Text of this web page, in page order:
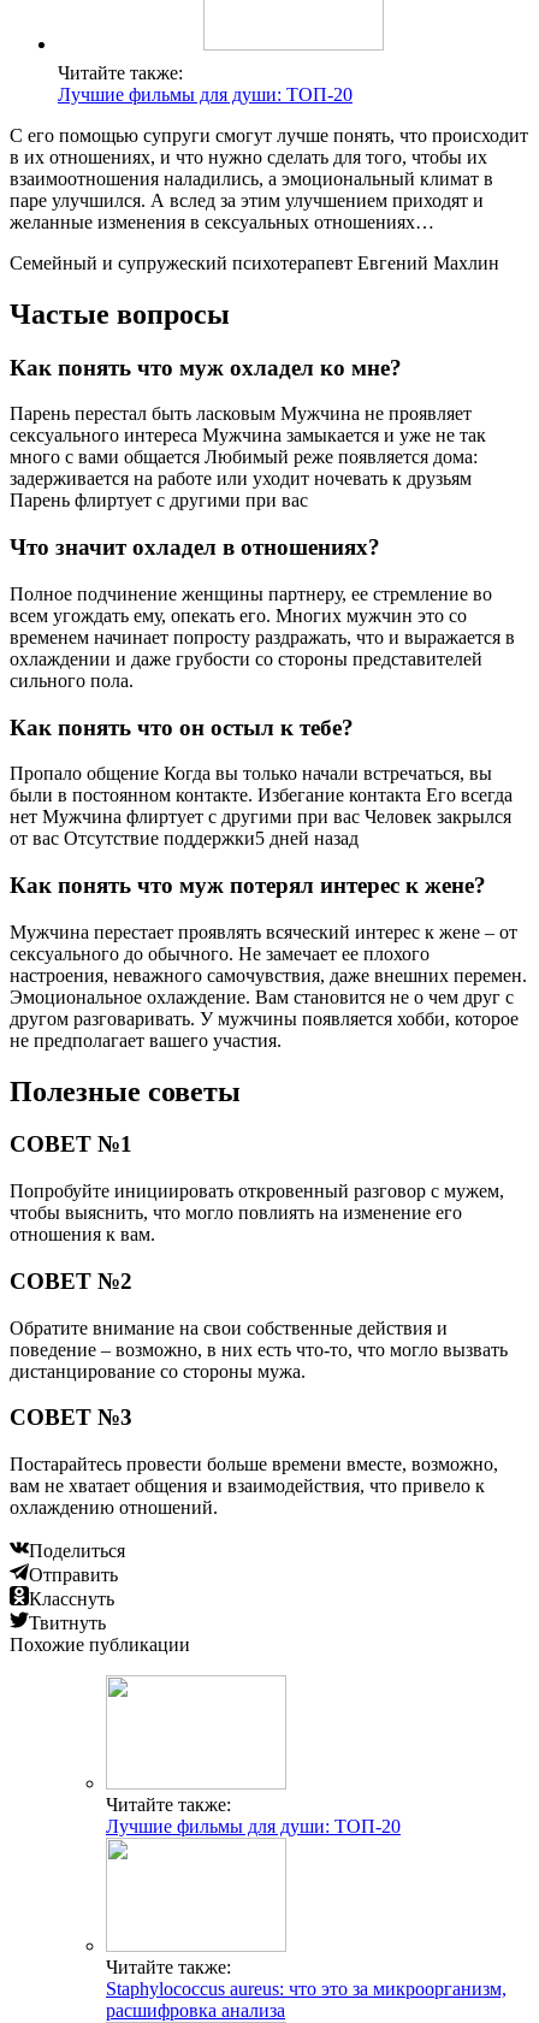
Читайте также:
Лучшие фильмы для души: ТОП-20
С его помощью супруги смогут лучше понять, что происходит
в их отношениях, и что нужно сделать для того, чтобы их
взаимоотношения наладились, а эмоциональный климат в
паре улучшился. А вслед за этим улучшением приходят и
желанные изменения в сексуальных отношениях…
Семейный и супружеский психотерапевт Евгений Махлин
Частые вопросы
Как понять что муж охладел ко мне?
Парень перестал быть ласковым Мужчина не проявляет
сексуального интереса Мужчина замыкается и уже не так
много с вами общается Любимый реже появляется дома:
задерживается на работе или уходит ночевать к друзьям
Парень флиртует с другими при вас
Что значит охладел в отношениях?
Полное подчинение женщины партнеру, ее стремление во
всем угождать ему, опекать его. Многих мужчин это со
временем начинает попросту раздражать, что и выражается в
охлаждении и даже грубости со стороны представителей
сильного пола.
Как понять что он остыл к тебе?
Пропало общение Когда вы только начали встречаться, вы
были в постоянном контакте. Избегание контакта Его всегда
нет Мужчина флиртует с другими при вас Человек закрылся
от вас Отсутствие поддержки5 дней назад
Как понять что муж потерял интерес к жене?
Мужчина перестает проявлять всяческий интерес к жене – от
сексуального до обычного. Не замечает ее плохого
настроения, неважного самочувствия, даже внешних перемен.
Эмоциональное охлаждение. Вам становится не о чем друг с
другом разговаривать. У мужчины появляется хобби, которое
не предполагает вашего участия.
Полезные советы
СОВЕТ №1
Попробуйте инициировать откровенный разговор с мужем,
чтобы выяснить, что могло повлиять на изменение его
отношения к вам.
СОВЕТ №2
Обратите внимание на свои собственные действия и
поведение – возможно, в них есть что-то, что могло вызвать
дистанцирование со стороны мужа.
СОВЕТ №3
Постарайтесь провести больше времени вместе, возможно,
вам не хватает общения и взаимодействия, что привело к
охлаждению отношений.
Поделиться
Отправить
Класснуть
Твитнуть
Похожие публикации
Читайте также:
Лучшие фильмы для души: ТОП-20
Читайте также:
Staphylococcus aureus: что это за микроорганизм,
расшифровка анализа